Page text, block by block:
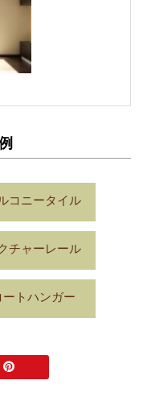
コニータイル
チャーレール
ートハンガー